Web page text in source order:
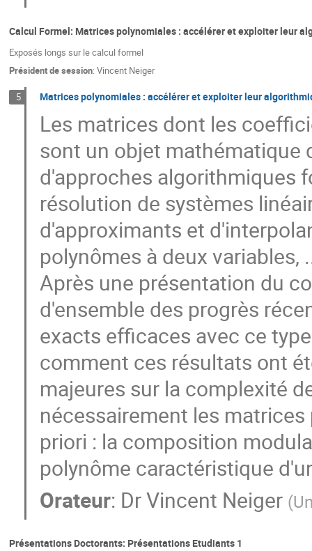
Calcul Formel: Matrices polynomiales : accélérer et exploiter leur
Exposés longs sur le calcul formel
Président de session: Vincent Neiger
5 Matrices polynomiales : accélérer et exploiter leur
Les matrices dont les
sont un objet mathématique
d'approches algorithmiques
résolution de systèmes
d'approximants et
polynômes à deux variables,
Après une présentation du
d'ensemble des progrès
exacts efficaces avec ce
comment ces résultats ont
majeures sur la complexité
nécessairement les
priori : la composition
polynôme caractéristique
Orateur: DrVincent Neiger (
Présentations Doctorants: Présentations Etudiants 1